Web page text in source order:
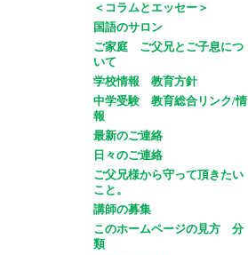
＜コラムとエッセー＞
国語のサロン
ご家庭 ご父兄とご子息につ
いて
学校情報 教育方針
中学受験 教育総合リンク/情
報
最新のご連絡
日々のご連絡
ご父兄様から守って頂きたい
こと。
講師の募集
このホームページの見方 分
類